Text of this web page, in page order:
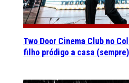
Two Door Cinema Club no
filho pródigo a casa